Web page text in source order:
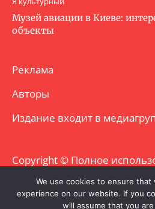
Музей авиации в Киеве:
объекты
Реклама
Авторы
Издание входит в
Copyright © Полное
запрещено. Частично
гиперссылкой.
We use cookies to ensure
experience on our website. If you
will assume that you